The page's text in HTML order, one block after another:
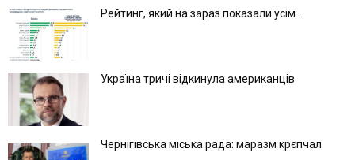
Рейтинг, який на зараз показали усім...
Україна тричі відкинула американців
Чернігівська міська рада: маразм крєпчал